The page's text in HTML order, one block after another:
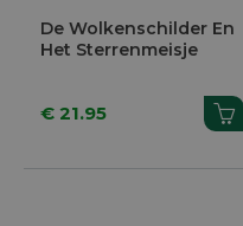
De Wolkenschilder En
Het Sterrenmeisje
€ 21.95